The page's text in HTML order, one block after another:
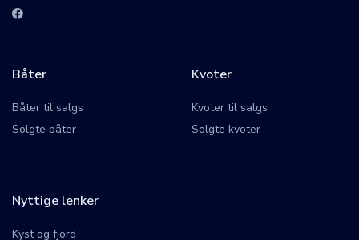
Båter
Båter til salgs
Solgte båter
Kvoter
Kvoter til salgs
Solgte kvoter
Nyttige lenker
Kyst og fjord